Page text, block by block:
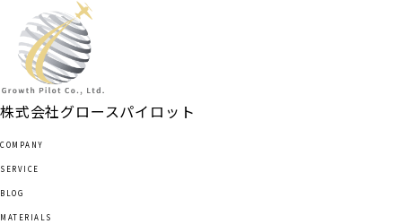
TOP
会社概要
サービス
ブログ
セミナー情報
お知らせ
採用情報
株式会社グロースパイロット
COMPANY
SERVICE
BLOG
MATERIALS